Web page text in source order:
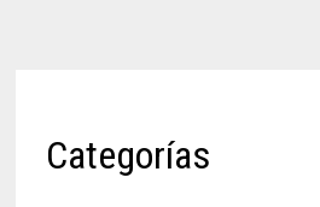
Categorías